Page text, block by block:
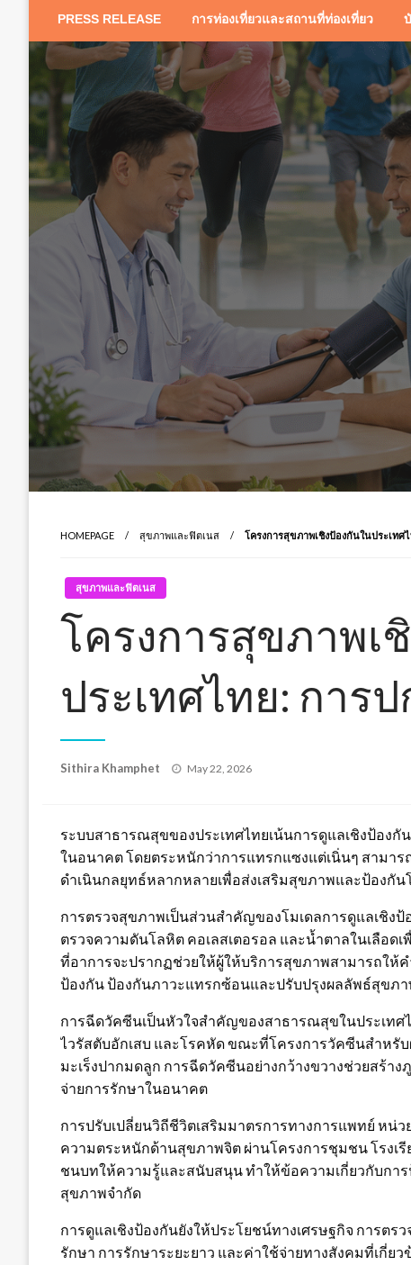
PRESS RELEASE การท่องเที่ยวและสถานที่ท่องเที่ยว
HOMEPAGE สุขภาพและฟิตเนส โครงการสุขภาพเชิงป้องกันในประเท
สุขภาพและฟิตเนส
โครงการสุขภาพเ
ประเทศไทย: การ
Sithira Khamphet
Posted
May 22, 2026
ระบบสาธารณสุขของประเทศไทยเน้นการดูแลเชิงป้องกั
ในอนาคต โดยตระหนักว่าการแทรกแซงแต่เนิ่นๆ สามา
ดำเนินกลยุทธ์หลากหลายเพื่อส่งเสริมสุขภาพและป้องกั
การตรวจสุขภาพเป็นส่วนสำคัญของโมเดลการดูแลเชิงป้
ตรวจความดันโลหิต คอเลสเตอรอล และน้ำตาลในเลือด
ที่อาการจะปรากฏช่วยให้ผู้ให้บริการสุขภาพสามารถให้
ป้องกัน ป้องกันภาวะแทรกซ้อนและปรับปรุงผลลัพธ์สุขภา
การฉีดวัคซีนเป็นหัวใจสำคัญของสาธารณสุขในประเทศ
ไวรัสตับอักเสบ และโรคหัด ขณะที่โครงการวัคซีนสำหรั
มะเร็งปากมดลูก การฉีดวัคซีนอย่างกว้างขวางช่วยสร้า
จ่ายการรักษาในอนาคต
การปรับเปลี่ยนวิถีชีวิตเสริมมาตรการทางการแพทย์ หน่
ความตระหนักด้านสุขภาพจิต ผ่านโครงการชุมชน โรง
ชนบทให้ความรู้และสนับสนุน ทำให้ข้อความเกี่ยวกับกา
สุขภาพจำกัด
การดูแลเชิงป้องกันยังให้ประโยชน์ทางเศรษฐกิจ การต
รักษา การรักษาระยะยาว และค่าใช้จ่ายทางสังคมที่เกี่ย